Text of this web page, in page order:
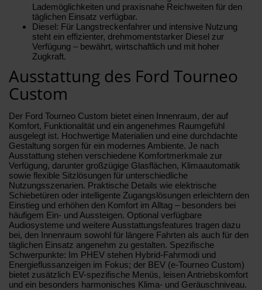
Lademöglichkeiten und praxisnahe Reichweiten für den
täglichen Einsatz verfügbar.
Diesel: Für Langstreckenfahrer und intensive Nutzung
steht ein effizienter, drehmomentstarker Diesel zur
Verfügung – bewährt, wirtschaftlich und mit hoher
Zugkraft.
Ausstattung des Ford Tourneo
Custom
Der Ford Tourneo Custom bietet einen Innenraum, der auf
Komfort, Funktionalität und ein angenehmes Raumgefühl
ausgelegt ist. Hochwertige Materialien und eine durchdachte
Gestaltung sorgen für ein modernes Ambiente. Je nach
Ausstattung stehen verschiedene Komfortmerkmale zur
Verfügung, darunter großzügige Glasflächen, Klimaautomatik
sowie flexible Sitzlösungen für unterschiedliche
Nutzungsszenarien. Praktische Details wie elektrische
Schiebetüren oder intelligente Zugangslösungen erleichtern den
Einstieg und erhöhen den Komfort im Alltag – besonders bei
häufigem Ein- und Aussteigen. Optional verfügbare
Audiosysteme und weitere Ausstattungsfeatures tragen dazu
bei, den Innenraum sowohl für längere Fahrten als auch für den
täglichen Einsatz angenehm zu gestalten. Spezifische
Schwerpunkte: Im PHEV stehen Hybrid-Fahrmodi und
Energieflussanzeigen im Fokus; der BEV (e‑Tourneo Custom)
bietet zusätzlich EV-spezifische Menüs, leisen Antriebskomfort
und ein besonders harmonisches Klima- und Geräuschniveau.